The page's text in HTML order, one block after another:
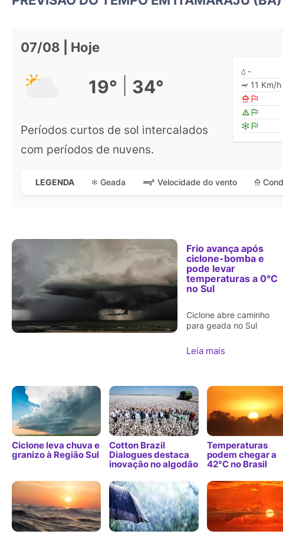
07/08 | Hoje
19° 34°
Períodos curtos de sol intercalados
com períodos de nuvens.
-
11 Km/h
LEGENDA Geada Velocidade do vento
Frio avança após
ciclone-bomba e
pode levar
temperaturas a 0°C
no Sul
Ciclone abre caminho
para geada no Sul
Leia mais
Ciclone leva chuva e
granizo à Região Sul
Cotton Brazil
Dialogues destaca
inovação no algodão
Temperaturas
podem chegar a
42°C no Brasil